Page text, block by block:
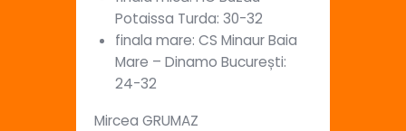
Potaissa Turda: 30-32
finala mare: CS Minaur Baia
Mare – Dinamo București:
24-32
Mircea GRUMAZ